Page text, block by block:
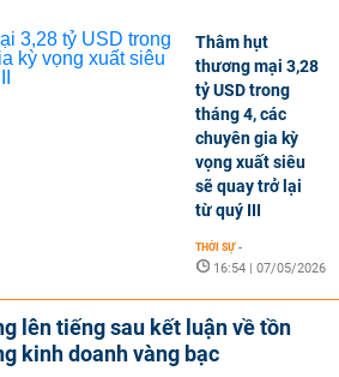
Thâm hụt
thương mại 3,28
tỷ USD trong
tháng 4, các
chuyên gia kỳ
vọng xuất siêu
sẽ quay trở lại
từ quý III
THỜI SỰ -
16:54 | 07/05/2026
lên tiếng sau kết luận về tồn
kinh doanh vàng bạc